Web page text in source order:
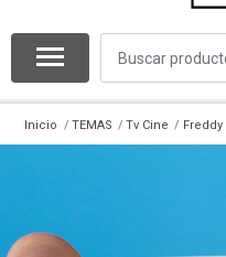
Inicio TEMAS Tv Cine Freddy